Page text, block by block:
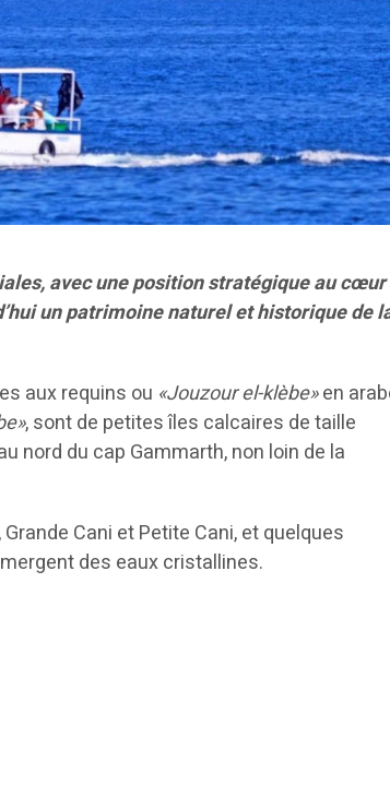
avec une position stratégique au cœur
un patrimoine naturel et historique de
aux requins ou «Jouzour el-klèbe»en
, sont de petites îles calcaires de taille
nord du cap Gammarth, non loin de la
Cani et Petite Cani, et quelques
des eaux cristallines.